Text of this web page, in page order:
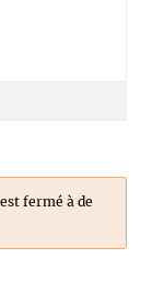
fermé à de